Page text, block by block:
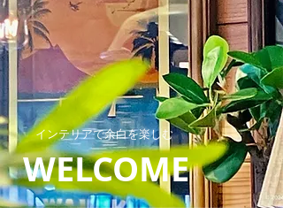
​インテリアで余白を楽しむ
WELCOME